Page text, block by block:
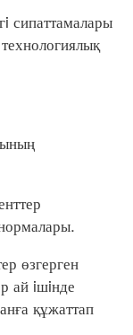
сипаттамалары
өзгерген
ай iшiнде
құжаттап